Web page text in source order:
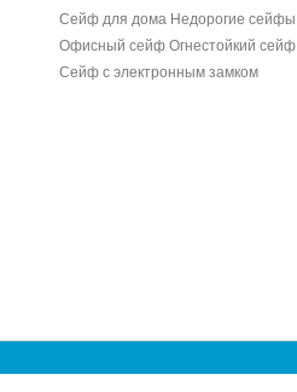
Сейф для дома Недорогие сейфы
Офисный сейф Огнестойкий сейф
Cейф с электронным замком